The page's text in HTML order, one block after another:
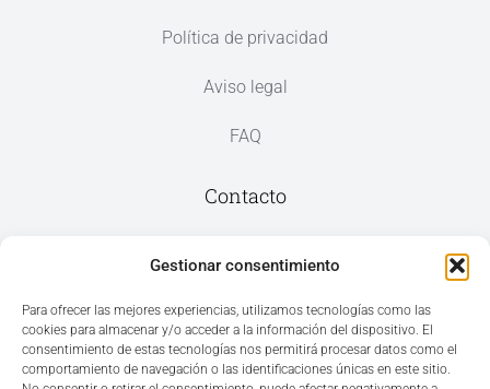
Gestionar consentimiento
Para ofrecer las mejores experiencias, utilizamos tecnologías como las
cookies para almacenar y/o acceder a la información del dispositivo. El
consentimiento de estas tecnologías nos permitirá procesar datos como el
comportamiento de navegación o las identificaciones únicas en este sitio.
Política de privacidad
Aviso legal
FAQ
Contacto
Av. del Mar, 59, 03187 Los Montesinos,
+34 965 207 262
hola@azvconsulting.com